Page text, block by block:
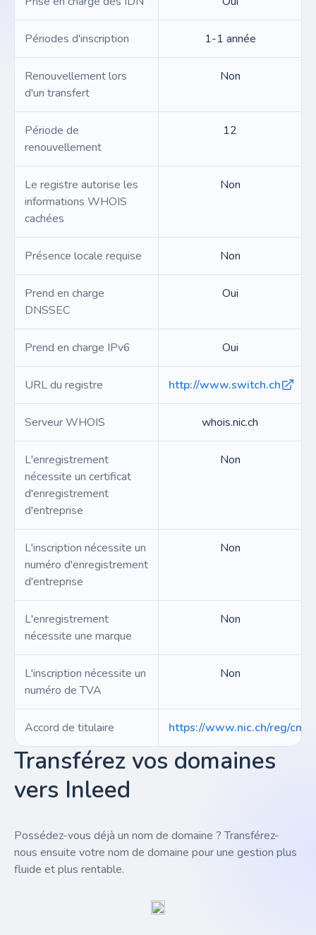
Périodes d'inscription 1-1 année
Renouvellement lors
d'un transfert
Non
Période de
renouvellement
12
Le registre autorise les
informations WHOIS
cachées
Non
Présence locale requise Non
Prend en charge
DNSSEC
Oui
Prend en charge IPv6 Oui
URL du registre http://www.switch.ch
Serveur WHOIS whois.nic.ch
L'enregistrement
nécessite un certificat
d'enregistrement
d'entreprise
Non
L'inscription nécessite un
numéro d'enregistrement
d'entreprise
Non
L'enregistrement
nécessite une marque
Non
L'inscription nécessite un
numéro de TVA
Non
Accord de titulaire https://www.nic.ch/reg/cm/
Transférez vos domaines
vers Inleed
Possédez-vous déjà un nom de domaine ? Transférez-
nous ensuite votre nom de domaine pour une gestion plus
fluide et plus rentable.